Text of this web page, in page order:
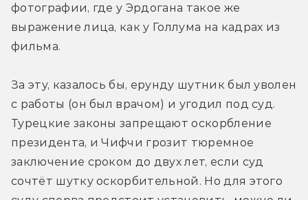
фотографии, где у Эрдогана такое же
выражение лица, как у Голлума на кадрах из
фильма.
За эту, казалось бы, ерунду шутник был уволен
с работы (он был врачом) и угодил под суд.
Турецкие законы запрещают оскорбление
президента, и Чифчи грозит тюремное
заключение сроком до двух лет, если суд
сочтёт шутку оскорбительной. Но для этого